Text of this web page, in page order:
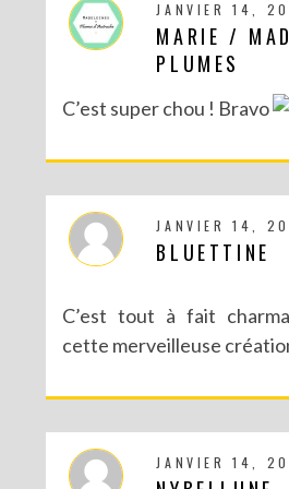
JANVIER 14,
MARIE /
PLUMES
C’est super chou ! Bravo
JANVIER 14,
BLUETTINE
C’est tout à fait
cette merveilleuse
JANVIER 14,